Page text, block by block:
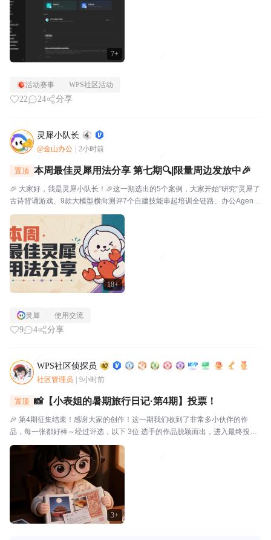
7+
活动赛事 WPS社区活动
22 24 分享
灵犀小队长
@金山办公 2小时前
18+
置顶 本周最佳灵犀用法分享 第七期🔍|限量周边发放中🎉
🎉 大家好，我是灵犀小队长！🎉这一期选出的5个案例，大家开始"研究"灵犀了
古诗背诵游戏、9款大模型横向测评7个自建技能串起培训全链路、办公Agent
同台对比甚至灵犀还能杀毒查木马一起来看看这一期的硬核实践——👤墨云轩
一句话让灵犀自由发挥，给儿子做了个古诗背...
灵犀 使用交流
9 4 分享
WPS社区侦探员
社区管理员 9小时前
3+
置顶 📸【小表姐的暑期旅行日记·第4期】投票！
🎉 第4期征集结束！感谢大家的创作！这一期我们收到了非常多小伙伴的作
品，每一张都好棒～经过评选，以下 3位 选手的作品脱颖而出，进入最终投
票！🗳️ 入选作品🔴作品编号.01：【故宫月色·手帐拾光】创作者：帅羊帅提示
词/思路：小表姐穿着家居装，坐在在家中的书...